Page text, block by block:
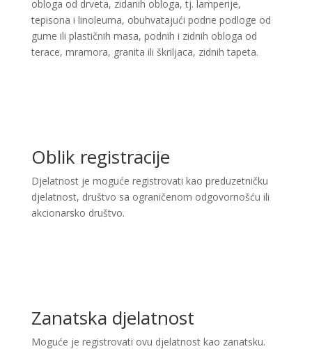
obloga od drveta, zidanih obloga, tj. lamperije,
tepisona i linoleuma, obuhvatajući podne podloge od
gume ili plastičnih masa, podnih i zidnih obloga od
terace, mramora, granita ili škriljaca, zidnih tapeta. ​
Oblik registracije
Djelatnost je moguće registrovati kao preduzetničku
djelatnost, društvo sa ograničenom odgovornošću ili
akcionarsko društvo.
Zanatska djelatnost
Moguće je registrovati ovu djelatnost kao zanatsku.